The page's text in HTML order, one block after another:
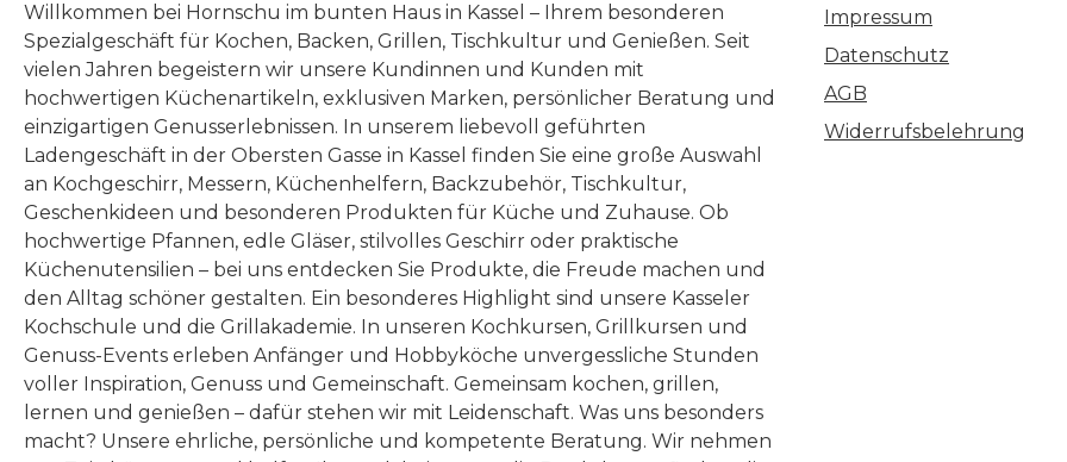
Willkommen bei Hornschu im bunten Haus in Kassel – Ihrem besonderen
Spezialgeschäft für Kochen, Backen, Grillen, Tischkultur und Genießen. Seit
vielen Jahren begeistern wir unsere Kundinnen und Kunden mit
hochwertigen Küchenartikeln, exklusiven Marken, persönlicher Beratung und
einzigartigen Genusserlebnissen. In unserem liebevoll geführten
Ladengeschäft in der Obersten Gasse in Kassel finden Sie eine große Auswahl
an Kochgeschirr, Messern, Küchenhelfern, Backzubehör, Tischkultur,
Geschenkideen und besonderen Produkten für Küche und Zuhause. Ob
hochwertige Pfannen, edle Gläser, stilvolles Geschirr oder praktische
Küchenutensilien – bei uns entdecken Sie Produkte, die Freude machen und
den Alltag schöner gestalten. Ein besonderes Highlight sind unsere Kasseler
Kochschule und die Grillakademie. In unseren Kochkursen, Grillkursen und
Genuss-Events erleben Anfänger und Hobbyköche unvergessliche Stunden
voller Inspiration, Genuss und Gemeinschaft. Gemeinsam kochen, grillen,
lernen und genießen – dafür stehen wir mit Leidenschaft. Was uns besonders
macht? Unsere ehrliche, persönliche und kompetente Beratung. Wir nehmen
Impressum
Datenschutz
AGB
Widerrufsbelehrung